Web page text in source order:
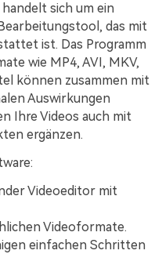
sich um ein
das mit
ist. Das Programm
wie MP4, AVI, MKV,
können zusammen mit
Auswirkungen
Ihre Videos auch mit
ergänzen.
Videoeditor mit
Videoformate.
einfachen Schritten